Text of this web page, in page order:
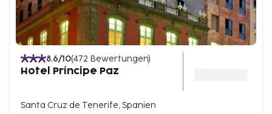
8.6/10(472 Bewertungen)
Hotel Príncipe Paz
Santa Cruz de Tenerife, Spanien